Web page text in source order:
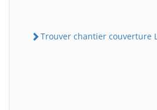
Trouver chantier couverture